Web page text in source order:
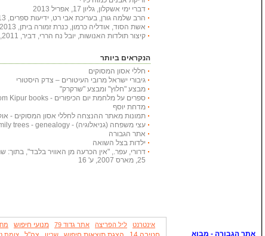
דברי ימי אשקלון, גליון 17, אפריל 2013
הרב שלמה גורן, בעריכת אבי רט, ידיעות ספרים, 2013, 366 עמודים
אשת הסוד, אודליה כרמון, כנרת זמורה ביתן, 2013, 222 עמודים
קיצור תולדות האנושות, יובל נח הררי, דביר, 2011, 447 עמודים
הנקראים ביותר
חללי אסון המסוקים
גיבורי ישראל מרובי העיטורים – צדק היסטורי
מבצע "חלוץ" ומבצע "שרקרק"
ספרים על מלחמת יום הכיפורים - Yom Kipur books
מדחת יוסף
תמונות מאתר ההנצחה לחללי אסון המסוקים -
עצי משפחה (גניאלוגיה) - Family trees - genealogy
אתר הגבורה
ילדות בצל השואה
דרורי, עפר., "אין הכרעה מן האוויר בלבד", בתוך:
25, מארס 2007, ע' 16
אינטרנט ליל הפריצה אתר גדוד 79 מנועי חיפוש